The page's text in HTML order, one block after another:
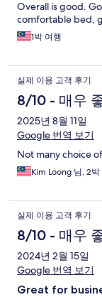
Overall is good.
comfortable bed,
1박 여행
실제 이용 고객 후기
8/10 - 매우
2025년 8월 11일
Google 번역 보기
Not many choice
Kim Loong 님, 2박
실제 이용 고객 후기
8/10 - 매우
2024년 2월 15일
Google 번역 보기
Great for